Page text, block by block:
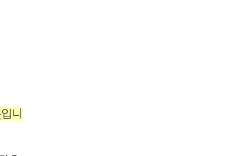
입니